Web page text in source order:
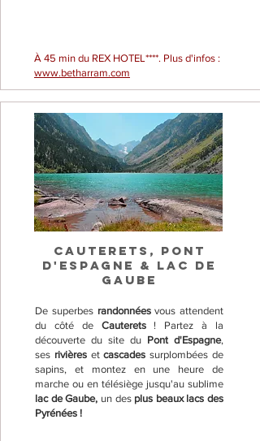
À 45 min du REX HOTEL****. Plus d'infos :
www.betharram.com
CAUTERETS, PONT
D'ESPAGNE & LAC DE
GAUBE
De superbes randonnéesvous attendent
du côté de Cauterets! Partez à la
découverte du site du Pont d'Espagne,
ses rivières etcascadessurplombées de
sapins, et montez en une heure de
marche ou en télésiège jusqu'au sublime
lac de Gaube, un des plus beaux lacs des
Pyrénées !